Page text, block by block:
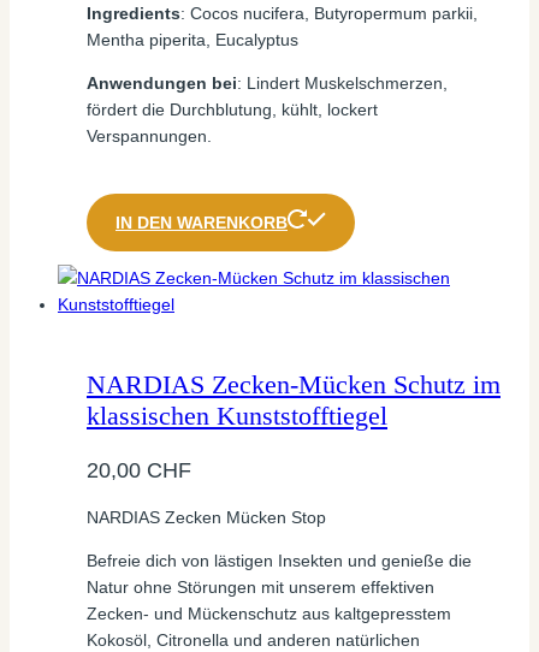
Ingredients: Cocos nucifera, Butyropermum parkii,
Mentha piperita, Eucalyptus
Anwendungen bei: Lindert Muskelschmerzen,
fördert die Durchblutung, kühlt, lockert
Verspannungen.
IN DEN WARENKORB
NARDIAS Zecken-Mücken Schutz im
klassischen Kunststofftiegel
20,00 CHF
NARDIAS Zecken Mücken Stop
Befreie dich von lästigen Insekten und genieße die
Natur ohne Störungen mit unserem effektiven
Zecken- und Mückenschutz aus kaltgepresstem
Kokosöl, Citronella und anderen natürlichen